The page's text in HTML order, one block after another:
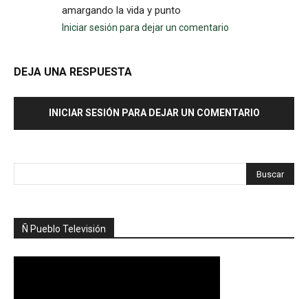
amargando la vida y punto
Iniciar sesión para dejar un comentario
DEJA UNA RESPUESTA
INICIAR SESIÓN PARA DEJAR UN COMENTARIO
Ñ Pueblo Televisión